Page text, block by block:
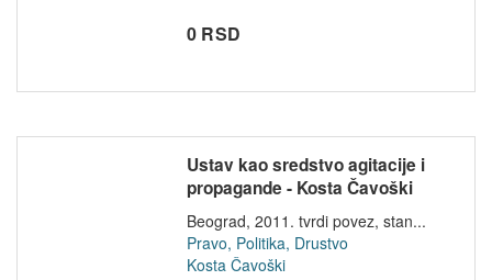
0 RSD
Ustav kao sredstvo agitacije i
propagande - Kosta Čavoški
Beograd, 2011. tvrdi povez, stan...
Pravo, Politika, Drustvo
Kosta Čavoški